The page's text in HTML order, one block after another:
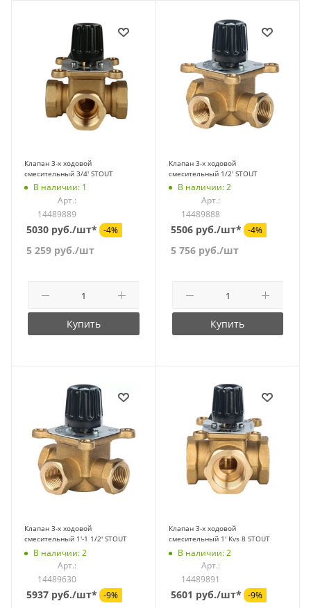
Клапан 3-х ходовой
смесительный 3/4' STOUT
В наличии: 1
Арт.:
14489889
5030 руб./шт* -4%
5 259 руб./шт
Купить
Клапан 3-х ходовой
смесительный 1/2' STOUT
В наличии: 2
Арт.:
14489888
5506 руб./шт* -4%
5 756руб./шт
Купить
Клапан 3-х ходовой
смесительный 1'-1 1/2' STOUT
В наличии: 2
Арт.:
14489630
5937 руб./шт* -9%
Клапан 3-х ходовой
смесительный 1' Kvs 8 STOUT
В наличии: 2
Арт.:
14489891
5601 руб./шт* -9%